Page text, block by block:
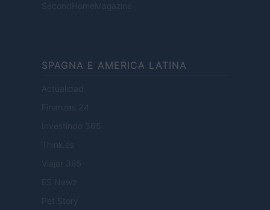
SecondHomeMagazine
SPAGNA E AMERICA LATINA
Actualidad
Finanzas 24
Investindo 365
Think.es
Viajar 365
ES Newz
Pet Story